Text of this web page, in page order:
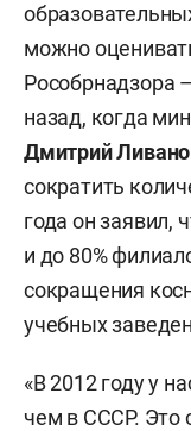
можно
Рособрнадзора
назад, когда
Дмитрий
сократить
года он заявил,
и до 80%
сокращения
учебных
«В 2012 году у
чем в СССР. Это